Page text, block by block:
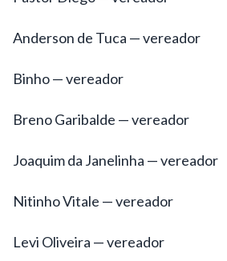
Anderson de Tuca — vereador
Binho — vereador
Breno Garibalde — vereador
Joaquim da Janelinha — vereador
Nitinho Vitale — vereador
Levi Oliveira — vereador